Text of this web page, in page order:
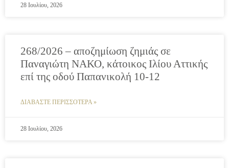
28 Ιουλίου, 2026
268/2026 – αποζημίωση ζημιάς σε
Παναγιώτη ΝΑΚΟ, κάτοικος Ιλίου Αττικής
επί της οδού Παπανικολή 10-12
ΔΙΑΒΑΣΤΕ ΠΕΡΙΣΣΟΤΕΡΑ »
28 Ιουλίου, 2026